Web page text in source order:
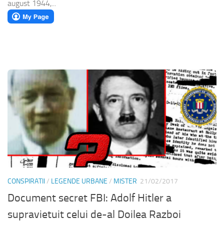
august 1944,...
CONSPIRATII/ LEGENDE URBANE / MISTER 21/02/2017
Document secret FBI: Adolf Hitler a
supravietuit celui de-al Doilea Razboi